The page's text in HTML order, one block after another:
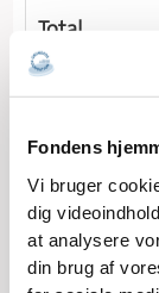
Fondens
Vi bruger
dig
at analysere
din brug af
Total